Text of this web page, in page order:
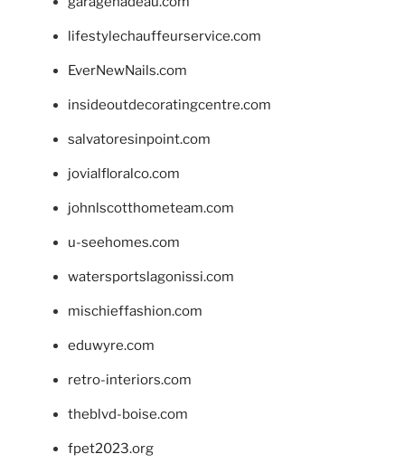
lifestylechauffeurservice.com
EverNewNails.com
insideoutdecoratingcentre.com
salvatoresinpoint.com
jovialfloralco.com
johnlscotthometeam.com
u-seehomes.com
watersportslagonissi.com
mischieffashion.com
eduwyre.com
retro-interiors.com
theblvd-boise.com
fpet2023.org